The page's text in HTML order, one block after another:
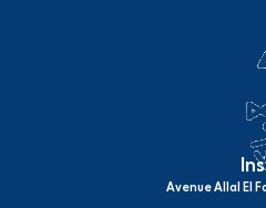
Avenue Allal El